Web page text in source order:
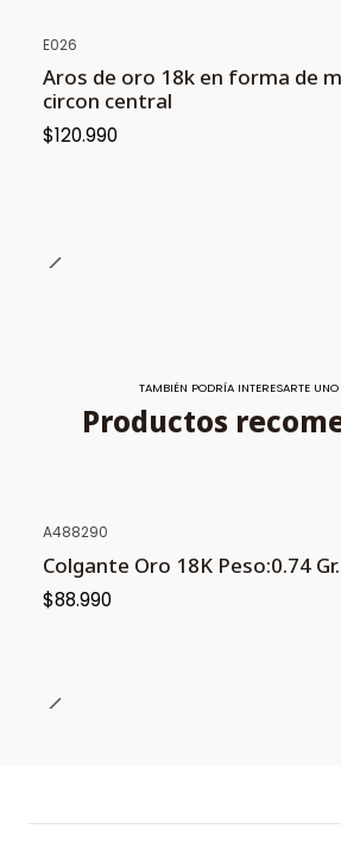
E026
Aros de oro 18k en forma de
circon central
$120.990
TAMBIÉN PODRÍA INTERESARTE UNO
Productos
A488290
Colgante Oro 18K Peso:0.74 Gr.
$88.990